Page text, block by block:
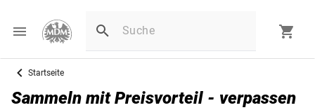
Startseite
Sammeln mit Preisvorteil - verpassen